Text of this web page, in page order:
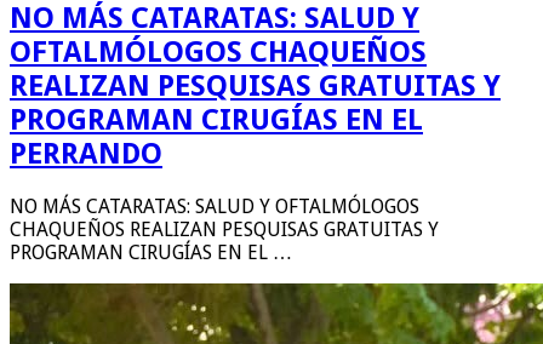
NO MÁS CATARATAS: SALUD Y
OFTALMÓLOGOS CHAQUEÑOS
REALIZAN PESQUISAS GRATUITAS Y
PROGRAMAN CIRUGÍAS EN EL
PERRANDO
NO MÁS CATARATAS: SALUD Y OFTALMÓLOGOS
CHAQUEÑOS REALIZAN PESQUISAS GRATUITAS Y
PROGRAMAN CIRUGÍAS EN EL …